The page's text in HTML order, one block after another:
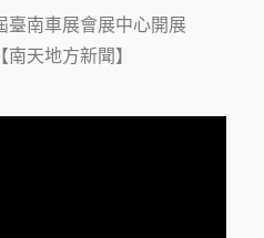
臺南車展會展中心開展
天地方新聞】